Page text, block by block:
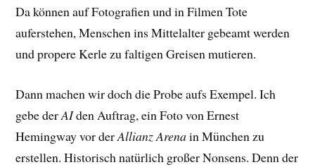
Da können auf Fotografien und in Filmen Tote
auferstehen, Menschen ins Mittelalter gebeamt werden
und propere Kerle zu faltigen Greisen mutieren.
Dann machen wir doch die Probe aufs Exempel. Ich
gebe derAIden Auftrag, ein Foto von Ernest
Hemingway vor derAllianz Arenain München zu
erstellen. Historisch natürlich großer Nonsens. Denn der